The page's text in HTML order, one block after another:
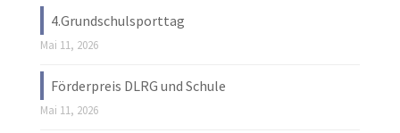
4.Grundschulsporttag
Mai 11, 2026
Förderpreis DLRG und Schule
Mai 11, 2026